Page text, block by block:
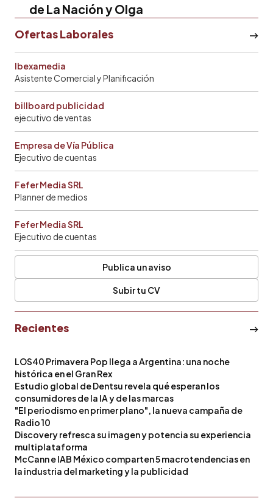
de La Nación y Olga
Ofertas Laborales
Ibexamedia
Asistente Comercial y Planificación
billboard publicidad
ejecutivo de ventas
Empresa de Vía Pública
Ejecutivo de cuentas
Fefer Media SRL
Planner de medios
Fefer Media SRL
Ejecutivo de cuentas
Publica un aviso
Subir tu CV
Recientes
LOS40 Primavera Pop llega a Argentina: una noche
histórica en el Gran Rex
Estudio global de Dentsu revela qué esperan los
consumidores de la IA y de las marcas
"El periodismo en primer plano", la nueva campaña de
Radio 10
Discovery refresca su imagen y potencia su experiencia
multiplataforma
McCann e IAB México comparten 5 macrotendencias en
la industria del marketing y la publicidad